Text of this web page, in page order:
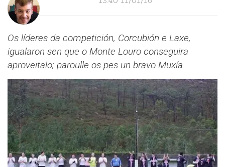
Os líderes da competición, Corcubión e Laxe,
igualaron sen que o Monte Louro conseguira
aproveitalo; paroulle os pes un bravo Muxía